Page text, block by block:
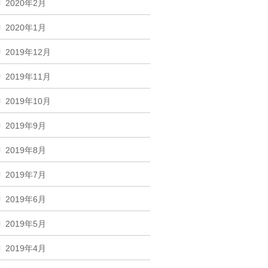
2020年2月
2020年1月
2019年12月
2019年11月
2019年10月
2019年9月
2019年8月
2019年7月
2019年6月
2019年5月
2019年4月